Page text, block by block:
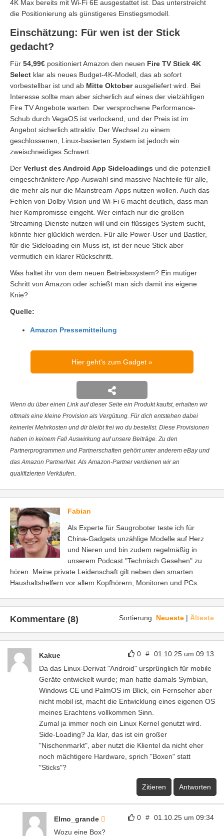
4K Max bereits mit Wi-Fi 6E ausgestattet ist. Das unterstreicht
die Positionierung als günstigeres Einstiegsmodell.
Einschätzung: Für wen ist der Stick
gedacht?
Für 54,99€ positioniert Amazon den neuen Fire TV Stick 4K
Select klar als neues Budget-4K-Modell, das ab sofort
vorbestellbar ist und ab Mitte Oktoberausgeliefert wird. Bei
Interesse sollte man aber sicherlich auf eines der vielzähligen
Fire TV Angebote warten. Der versprochene Performance-
Schub durch VegaOS ist verlockend, und der Preis ist im
Angebot sicherlich attraktiv. Der Wechsel zu einem
geschlossenen, Linux-basierten System ist jedoch ein
zweischneidiges Schwert.
Der Verlust des Android App Sideloadings und die potenziell
eingeschränktere App-Auswahl sind massive Nachteile für alle,
die mehr als nur die Mainstream-Apps nutzen wollen. Auch das
Fehlen von Dolby Vision und Wi-Fi 6 macht deutlich, dass man
hier Kompromisse eingeht. Wer einfach nur die großen
Streaming-Dienste nutzen will und ein flüssiges System sucht,
könnte hier glücklich werden. Für alle Power-User und Bastler,
für die Sideloading ein Muss ist, ist der neue Stick aber
vermutlich ein klarer Rückschritt.
Was haltet ihr von dem neuen Betriebssystem? Ein mutiger
Schritt von Amazon oder schießt man sich damit ins eigene
Knie?
Quelle:
Amazon Pressemitteilung
Hier geht's zum Gadget
Wenn du über einen Link auf dieser Seite ein Produkt kaufst, erhalten wir
oftmals eine kleine Provision als Vergütung. Für dich entstehen dabei
keinerlei Mehrkosten und dir bleibt frei wo du bestellst. Diese Provisionen
haben in keinem Fall Auswirkung auf unsere Beiträge. Zu den
Partnerprogrammen und Partnerschaften gehört unter anderem eBay und
das Amazon PartnerNet. Als Amazon-Partner verdienen wir an
qualifizierten Verkäufen.
Fabian
Als Experte für Saugroboter teste ich für
China-Gadgets unzählige Modelle auf Herz
und Nieren und bin zudem regelmäßig in
unserem Podcast "Technisch Gesehen" zu
hören. Meine private Leidenschaft gilt neben den smarten
Haushaltshelfern vor allem Kopfhörern, Monitoren und PCs.
Sortierung: Neueste | Älteste
Kommentare (8)
0 # 01.10.25 um 09:13
Kakue
Da das Linux-Derivat "Android" ursprünglich für mobile
Geräte entwickelt wurde; man hatte damals Symbian,
Windows CE und PalmOS im Blick, ein Fernseher aber
nicht mobil ist, macht die Entwicklung eines eigenen OS
meines Erachtens vollkommen Sinn.
Zumal ja immer noch ein Linux Kernel genutzt wird.
Side-Loading? Ja klar, das ist ein großer
"Nischenmarkt", aber nutzt die Klientel da nicht eher
noch mächtigere Hardware, sprich "Boxen" statt
"Sticks"?
Zitieren Antworten
0 # 01.10.25 um 09:34
Elmo_grande
Wozu eine Box?